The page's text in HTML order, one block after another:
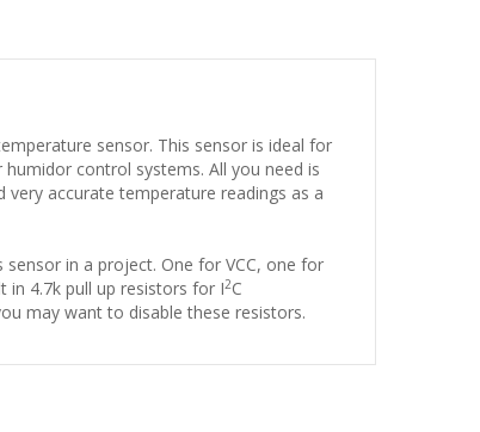
sensor. This sensor is ideal for
control systems. All you need is
very accurate temperature readings as a
in a project. One for VCC, one for
in 4.7k pull up resistors for I2C
may want to disable these resistors.